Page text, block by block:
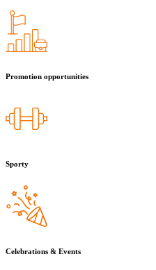
Promotion opportunities
Sporty
Celebrations & Events